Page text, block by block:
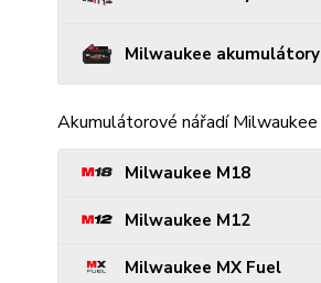
Milwaukee akumulátory
Akumulátorové nářadí Milwaukee
Milwaukee M18
Milwaukee M12
Milwaukee MX Fuel